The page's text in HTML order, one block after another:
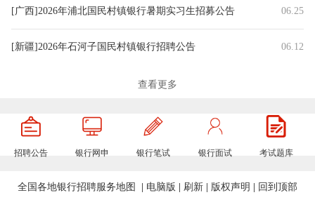
[广西]2026年浦北国民村镇银行暑期实习生招募公告 06.25
[新疆]2026年石河子国民村镇银行招聘公告 06.12
[广西]2026年平果国民村镇银行招聘公告
[四川]2026年邛崃国民村镇银行社会招聘公告 05.14
[新疆]2026年奎屯国民村镇银行招聘启事 05.08
[新疆]2026年五家渠国民村镇银行招聘公告(4.14) 04.14
查看更多
招聘公告 银行网申 银行笔试 银行面试 考试题库
全国各地银行招聘服务地图 电脑版 刷新 版权声明 回到顶部